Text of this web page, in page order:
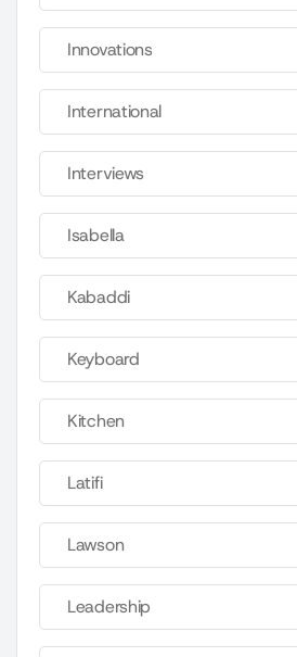
Innovations
International
Interviews
Isabella
Kabaddi
Keyboard
Kitchen
Latifi
Lawson
Leadership